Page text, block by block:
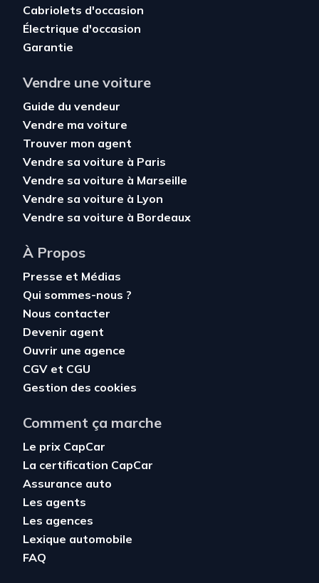
Cabriolets d'occasion
Électrique d'occasion
Garantie
Vendre une voiture
Guide du vendeur
Vendre ma voiture
Trouver mon agent
Vendre sa voiture à Paris
Vendre sa voiture à Marseille
Vendre sa voiture à Lyon
Vendre sa voiture à Bordeaux
À Propos
Presse et Médias
Qui sommes-nous ?
Nous contacter
Devenir agent
Ouvrir une agence
CGV et CGU
Gestion des cookies
Comment ça marche
Le prix CapCar
La certification CapCar
Assurance auto
Les agents
Les agences
Lexique automobile
FAQ